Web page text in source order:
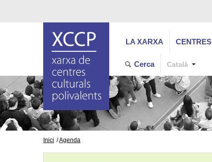
LA XARXA CENTRES
Cerca Català
Inici Agenda